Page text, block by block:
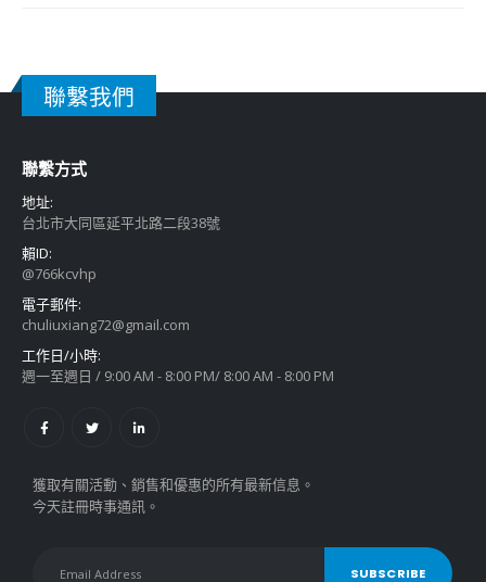
聯繫我們
聯繫方式
地址:
台北市大同區延平北路二段38號
賴ID:
@766kcvhp
電子郵件:
chuliuxiang72@gmail.com
工作日/小時:
週一至週日 / 9:00 AM - 8:00 PM/ 8:00 AM - 8:00 PM
獲取有關活動、銷售和優惠的所有最新信息。
今天註冊時事通訊。